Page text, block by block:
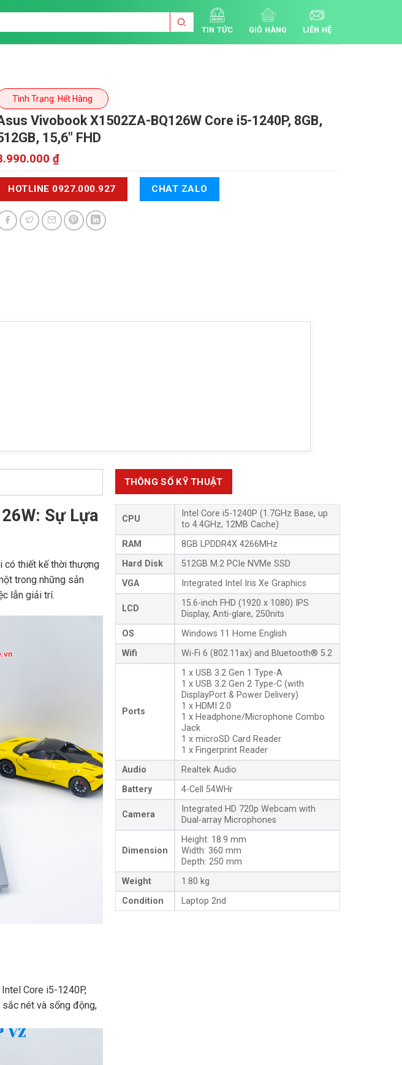
TIN TỨC GIỎ HÀNG LIÊN HỆ
Tình Trạng: Hết Hàng
Vivobook X1502ZA-BQ126W Core i5-1240P, 8GB,
15,6" FHD
₫
HOTLINE 0927.000.927 CHAT ZALO
Sự Lựa
có thiết kế thời thượng
trong những sản
lẫn giải trí.
Core i5-1240P,
sắc nét và sống động,
THÔNG SỐ KỸ THUẬT
CPU
Intel Core i5-1240P (1.7GHz Base, up
to 4.4GHz, 12MB Cache)
RAM
8GB LPDDR4X 4266MHz
Hard Disk
512GB M.2 PCIe NVMe SSD
VGA
Integrated Intel Iris Xe Graphics
LCD
15.6-inch FHD (1920 x 1080) IPS
Display, Anti-glare, 250nits
OS
Windows 11 Home English
Wifi
Wi-Fi 6 (802.11ax) and Bluetooth® 5.2
Ports
1 x USB 3.2 Gen 1 Type-A
1 x USB 3.2 Gen 2 Type-C (with
DisplayPort & Power Delivery)
1 x HDMI 2.0
1 x Headphone/Microphone Combo
Jack
1 x microSD Card Reader
1 x Fingerprint Reader
Audio
Realtek Audio
Battery
4-Cell 54WHr
Camera
Integrated HD 720p Webcam with
Dual-array Microphones
Dimension
Height: 18.9 mm
Width: 360 mm
Depth: 250 mm
Weight
1.80 kg
Condition
Laptop 2nd